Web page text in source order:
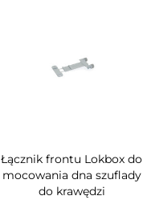
Łącznik frontu Lokbox do
mocowania dna szuflady
do krawędzi